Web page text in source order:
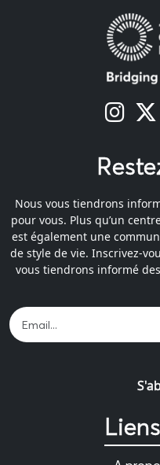
s
Nous vous tiendrons
pour vous. Plus qu’un
est également une
de style de vie. Inscrivez-
vous tiendrons informé